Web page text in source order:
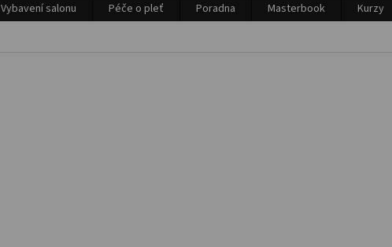
Vybavení salonu Péče o pleť Poradna Masterbook Kurzy